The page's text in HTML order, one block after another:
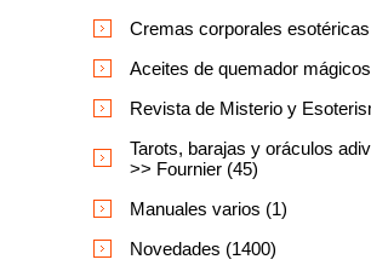
Cremas corporales
Aceites de quemador
Revista de Misterio y
Tarots, barajas y oráculos
>> Fournier (45)
Manuales varios (1)
Novedades (1400)